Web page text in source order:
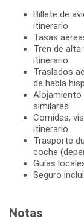
Billete de
itinerario
Tasas
Tren de alta
itinerario
Traslados
de habla
similares
Comidas,
itinerario
Trasporte
coche
Guías
Seguro
Notas